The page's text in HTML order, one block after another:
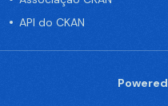
API do CKAN